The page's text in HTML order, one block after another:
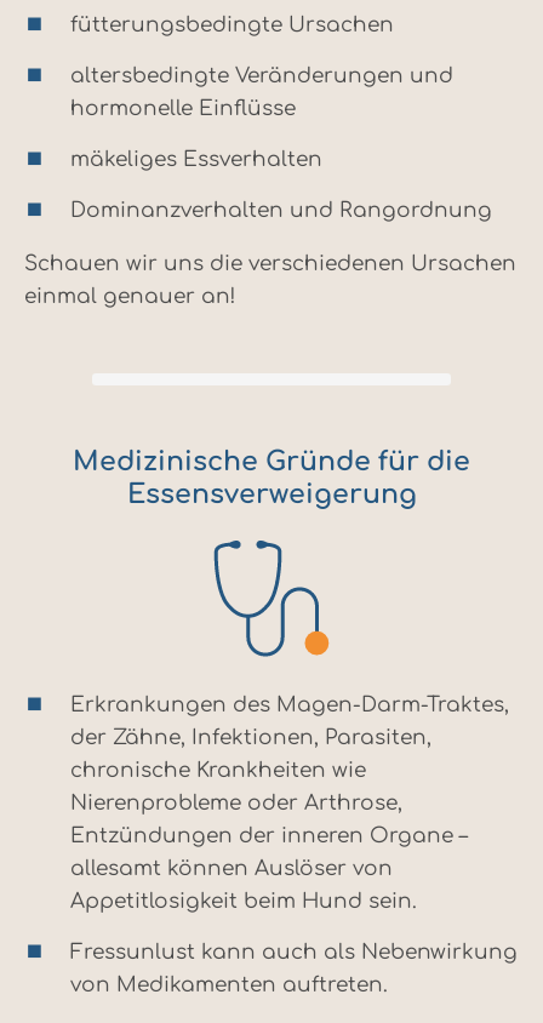
fütterungsbedingte Ursachen
altersbedingte Veränderungen und
hormonelle Einflüsse
mäkeliges Essverhalten
Dominanzverhalten und Rangordnung
Schauen wir uns die verschiedenen Ursachen
einmal genauer an!
Medizinische Gründe für die
Essensverweigerung
Erkrankungen des Magen-Darm-Traktes,
der Zähne, Infektionen, Parasiten,
chronische Krankheiten wie
Nierenprobleme oder Arthrose,
Entzündungen der inneren Organe –
allesamt können Auslöser von
Appetitlosigkeit beim Hund sein.
Fressunlust kann auch als Nebenwirkung
von Medikamenten auftreten.